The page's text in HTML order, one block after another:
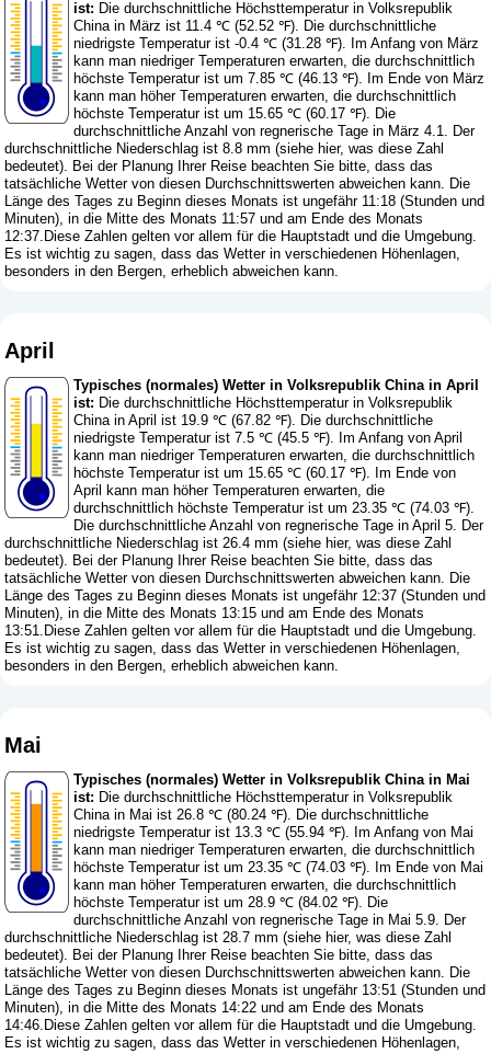
ist: Die durchschnittliche Höchsttemperatur in Volksrepublik
China in März ist 11.4 ℃ (52.52 ℉). Die durchschnittliche
niedrigste Temperatur ist -0.4 ℃ (31.28 ℉). Im Anfang von März
kann man niedriger Temperaturen erwarten, die durchschnittlich
höchste Temperatur ist um 7.85 ℃ (46.13 ℉). Im Ende von März
kann man höher Temperaturen erwarten, die durchschnittlich
höchste Temperatur ist um 15.65 ℃ (60.17 ℉). Die
durchschnittliche Anzahl von regnerische Tage in März 4.1. Der
durchschnittliche Niederschlag ist 8.8 mm (siehe hier, was diese Zahl
bedeutet). Bei der Planung Ihrer Reise beachten Sie bitte, dass das
tatsächliche Wetter von diesen Durchschnittswerten abweichen kann. Die
Länge des Tages zu Beginn dieses Monats ist ungefähr 11:18 (Stunden und
Minuten), in die Mitte des Monats 11:57 und am Ende des Monats
12:37.Diese Zahlen gelten vor allem für die Hauptstadt und die Umgebung.
Es ist wichtig zu sagen, dass das Wetter in verschiedenen Höhenlagen,
besonders in den Bergen, erheblich abweichen kann.
April
Typisches (normales) Wetter in Volksrepublik China in April
ist: Die durchschnittliche Höchsttemperatur in Volksrepublik
China in April ist 19.9 ℃ (67.82 ℉). Die durchschnittliche
niedrigste Temperatur ist 7.5 ℃ (45.5 ℉). Im Anfang von April
kann man niedriger Temperaturen erwarten, die durchschnittlich
höchste Temperatur ist um 15.65 ℃ (60.17 ℉). Im Ende von
April kann man höher Temperaturen erwarten, die
durchschnittlich höchste Temperatur ist um 23.35 ℃ (74.03 ℉).
Die durchschnittliche Anzahl von regnerische Tage in April 5. Der
durchschnittliche Niederschlag ist 26.4 mm (siehe hier, was diese Zahl
bedeutet). Bei der Planung Ihrer Reise beachten Sie bitte, dass das
tatsächliche Wetter von diesen Durchschnittswerten abweichen kann. Die
Länge des Tages zu Beginn dieses Monats ist ungefähr 12:37 (Stunden und
Minuten), in die Mitte des Monats 13:15 und am Ende des Monats
13:51.Diese Zahlen gelten vor allem für die Hauptstadt und die Umgebung.
Es ist wichtig zu sagen, dass das Wetter in verschiedenen Höhenlagen,
besonders in den Bergen, erheblich abweichen kann.
Mai
Typisches (normales) Wetter in Volksrepublik China in Mai
ist: Die durchschnittliche Höchsttemperatur in Volksrepublik
China in Mai ist 26.8 ℃ (80.24 ℉). Die durchschnittliche
niedrigste Temperatur ist 13.3 ℃ (55.94 ℉). Im Anfang von Mai
kann man niedriger Temperaturen erwarten, die durchschnittlich
höchste Temperatur ist um 23.35 ℃ (74.03 ℉). Im Ende von Mai
kann man höher Temperaturen erwarten, die durchschnittlich
höchste Temperatur ist um 28.9 ℃ (84.02 ℉). Die
durchschnittliche Anzahl von regnerische Tage in Mai 5.9. Der
durchschnittliche Niederschlag ist 28.7 mm (siehe hier, was diese Zahl
bedeutet). Bei der Planung Ihrer Reise beachten Sie bitte, dass das
tatsächliche Wetter von diesen Durchschnittswerten abweichen kann. Die
Länge des Tages zu Beginn dieses Monats ist ungefähr 13:51 (Stunden und
Minuten), in die Mitte des Monats 14:22 und am Ende des Monats
14:46.Diese Zahlen gelten vor allem für die Hauptstadt und die Umgebung.
Es ist wichtig zu sagen, dass das Wetter in verschiedenen Höhenlagen,